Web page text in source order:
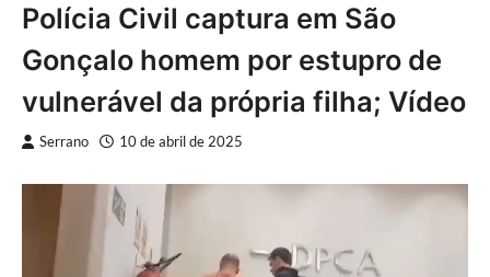
Polícia Civil captura em São
Gonçalo homem por estupro de
vulnerável da própria filha; Vídeo
Serrano 10 de abril de 2025